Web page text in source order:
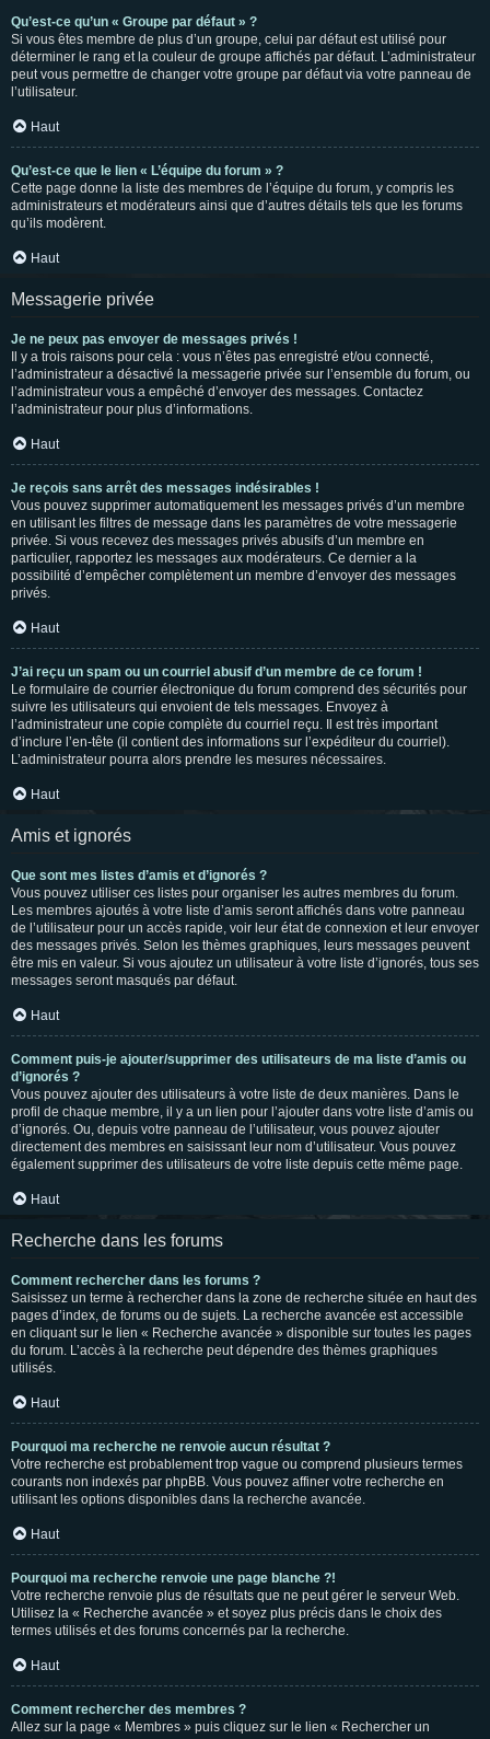
Qu’est-ce qu’un « Groupe par défaut » ?
Si vous êtes membre de plus d’un groupe, celui par défaut est utilisé pour
déterminer le rang et la couleur de groupe affichés par défaut. L’administrateur
peut vous permettre de changer votre groupe par défaut via votre panneau de
l’utilisateur.
Haut
Qu’est-ce que le lien « L’équipe du forum » ?
Cette page donne la liste des membres de l’équipe du forum, y compris les
administrateurs et modérateurs ainsi que d’autres détails tels que les forums
qu’ils modèrent.
Haut
Messagerie privée
Je ne peux pas envoyer de messages privés !
Il y a trois raisons pour cela : vous n’êtes pas enregistré et/ou connecté,
l’administrateur a désactivé la messagerie privée sur l’ensemble du forum, ou
l’administrateur vous a empêché d’envoyer des messages. Contactez
l’administrateur pour plus d’informations.
Haut
Je reçois sans arrêt des messages indésirables !
Vous pouvez supprimer automatiquement les messages privés d’un membre
en utilisant les filtres de message dans les paramètres de votre messagerie
privée. Si vous recevez des messages privés abusifs d’un membre en
particulier, rapportez les messages aux modérateurs. Ce dernier a la
possibilité d’empêcher complètement un membre d’envoyer des messages
privés.
Haut
J’ai reçu un spam ou un courriel abusif d’un membre de ce forum !
Le formulaire de courrier électronique du forum comprend des sécurités pour
suivre les utilisateurs qui envoient de tels messages. Envoyez à
l’administrateur une copie complète du courriel reçu. Il est très important
d’inclure l’en-tête (il contient des informations sur l’expéditeur du courriel).
L’administrateur pourra alors prendre les mesures nécessaires.
Haut
Amis et ignorés
Que sont mes listes d’amis et d’ignorés ?
Vous pouvez utiliser ces listes pour organiser les autres membres du forum.
Les membres ajoutés à votre liste d’amis seront affichés dans votre panneau
de l’utilisateur pour un accès rapide, voir leur état de connexion et leur envoyer
des messages privés. Selon les thèmes graphiques, leurs messages peuvent
être mis en valeur. Si vous ajoutez un utilisateur à votre liste d’ignorés, tous ses
messages seront masqués par défaut.
Haut
Comment puis-je ajouter/supprimer des utilisateurs de ma liste d’amis ou
d’ignorés ?
Vous pouvez ajouter des utilisateurs à votre liste de deux manières. Dans le
profil de chaque membre, il y a un lien pour l’ajouter dans votre liste d’amis ou
d’ignorés. Ou, depuis votre panneau de l’utilisateur, vous pouvez ajouter
directement des membres en saisissant leur nom d’utilisateur. Vous pouvez
également supprimer des utilisateurs de votre liste depuis cette même page.
Haut
Recherche dans les forums
Comment rechercher dans les forums ?
Saisissez un terme à rechercher dans la zone de recherche située en haut des
pages d’index, de forums ou de sujets. La recherche avancée est accessible
en cliquant sur le lien « Recherche avancée » disponible sur toutes les pages
du forum. L’accès à la recherche peut dépendre des thèmes graphiques
utilisés.
Haut
Pourquoi ma recherche ne renvoie aucun résultat ?
Votre recherche est probablement trop vague ou comprend plusieurs termes
courants non indexés par phpBB. Vous pouvez affiner votre recherche en
utilisant les options disponibles dans la recherche avancée.
Haut
Pourquoi ma recherche renvoie une page blanche ?!
Votre recherche renvoie plus de résultats que ne peut gérer le serveur Web.
Utilisez la « Recherche avancée » et soyez plus précis dans le choix des
termes utilisés et des forums concernés par la recherche.
Haut
Comment rechercher des membres ?
Allez sur la page « Membres » puis cliquez sur le lien « Rechercher un